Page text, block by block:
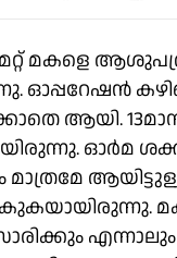
മകളെ
ഓപ്പറേഷൻ
ആയി.
ഓർമ
മാത്രമേ